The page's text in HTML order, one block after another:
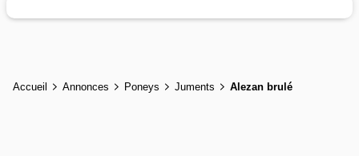
Accueil Annonces Poneys Juments Alezan brulé